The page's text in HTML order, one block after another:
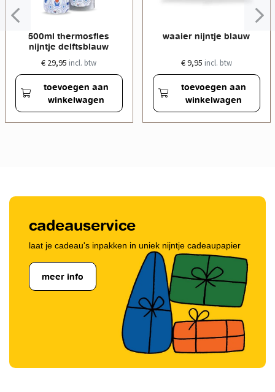
500ml thermosfles
nijntje delftsblauw
€ 29,95 incl. btw
toevoegen aan
winkelwagen
waaier nijntje blauw
€ 9,95 incl. btw
toevoegen aan
winkelwagen
cadeauservice
laat je cadeau's inpakken in uniek nijntje cadeaupapier
meer info